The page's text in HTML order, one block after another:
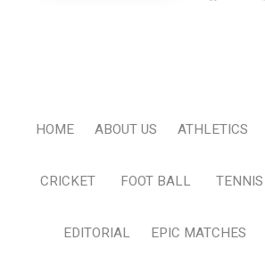
HOME ABOUT US ATHLETICS
CRICKET FOOT BALL TENNIS
EDITORIAL EPIC MATCHES